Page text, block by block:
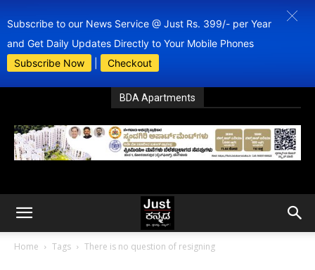
Subscribe to our News Service @ Just Rs. 399/- per Year
and Get Daily Updates Directly to Your Mobile Phones
Subscribe Now
Checkout
BDA Apartments
Home Tags There is no question of resigning